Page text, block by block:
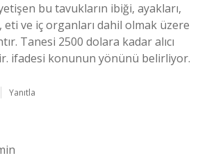
bu tavukların ibiği, ayakları,
ve iç organları dahil olmak üzere
Tanesi 2500 dolara kadar alıcı
ifadesi konunun yönünü belirliyor.
Yanıtla